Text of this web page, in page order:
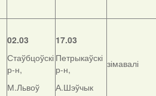
02.03
Стаўбцоўскі
р-н,
М.Львоў
17.03
Петрыкаўскі
р-н,
А.Шэўчык
зімавалі